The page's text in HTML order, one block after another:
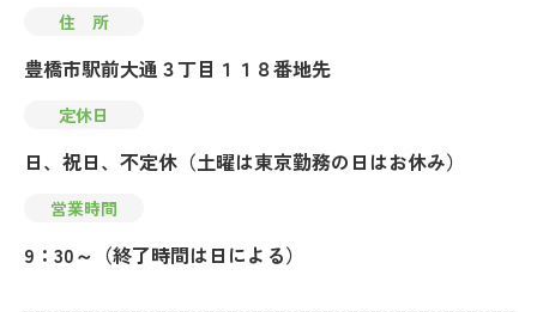
住 所
豊橋市駅前大通３丁目１１８番地先
定休日
日、祝日、不定休（土曜は東京勤務の日はお休み）
営業時間
9：30～（終了時間は日による）